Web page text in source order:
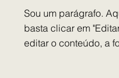
Sou um parágrafo.
basta clicar em
editar o conteúdo, a